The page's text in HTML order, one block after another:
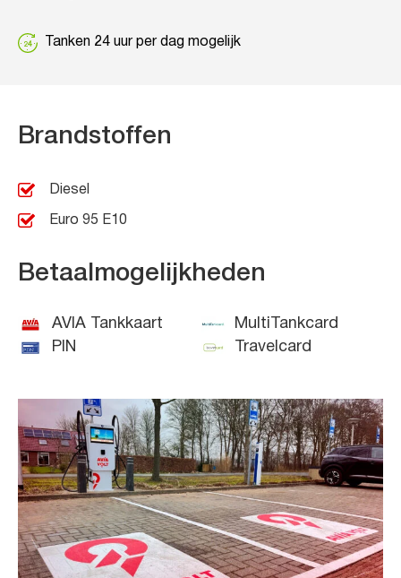
Tanken 24 uur per dag mogelijk
Brandstoffen
Diesel
Euro 95 E10
Betaalmogelijkheden
AVIA Tankkaart
PIN
MultiTankcard
Travelcard